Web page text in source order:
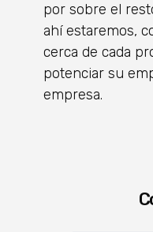
por sobre el
ahí estaremos,
cerca de cada
potenciar su
empresa.